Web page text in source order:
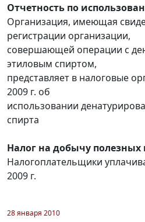
Отчетность по
Организация, имеющая
регистрации организации,
совершающей операции с
этиловым спиртом,
представляет в налоговые
2009 г. об
использовании
спирта
Налог на добычу
Налогоплательщики
2009 г.
28 января 2010